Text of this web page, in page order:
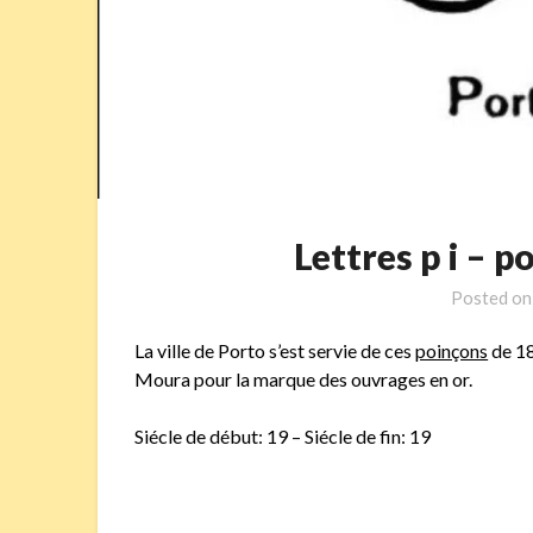
Lettres p i –
Posted on
La ville de Porto s’est servie de cespoinçons de
Moura pour la marque des ouvrages en or.
Siécle de début: 19 – Siécle de fin: 19